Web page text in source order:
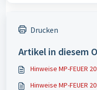
Drucken
Artikel in diesem
Hinweise MP-FEUER
Hinweise MP-FEUER